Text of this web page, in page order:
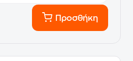
Προσθήκη